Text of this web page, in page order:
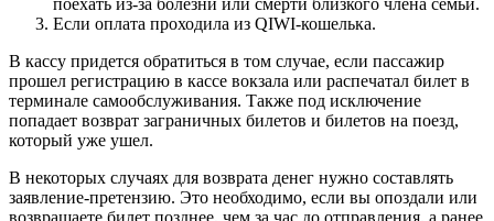
поехать из-за болезни или смерти близкого члена семьи.
Если оплата проходила из QIWI-кошелька.
В кассу придется обратиться в том случае, если пассажир
прошел регистрацию в кассе вокзала или распечатал билет в
терминале самообслуживания. Также под исключение
попадает возврат заграничных билетов и билетов на поезд,
который уже ушел.
В некоторых случаях для возврата денег нужно составлять
заявление-претензию. Это необходимо, если вы опоздали или